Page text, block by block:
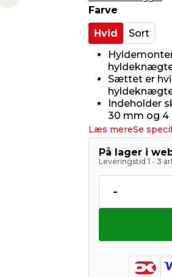
Next slide
Farve
Hvid
Sort
Sættet er
Indeholder
30 mm og 4
Læs mereSe
På lager i
Leveringstid 1 - 3
-